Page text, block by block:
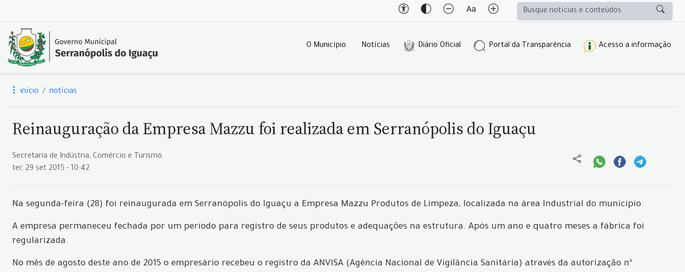
O Município Notícias Diário Oficial Portal da Transparência Acesso a informação
início notícias
Reinauguração da Empresa Mazzu foi realizada em Serranópolis do Iguaçu
Secretaria de Indústria, Comércio e Turismo
ter, 29 set 2015 - 10:42
Na segunda-feira (28) foi reinaugurada em Serranópolis do Iguaçu a Empresa Mazzu Produtos de Limpeza, localizada na área Industrial do município.
A empresa permaneceu fechada por um período para registro de seus produtos e adequações na estrutura. Após um ano e quatro meses a fábrica foi
regularizada.
No mês de agosto deste ano de 2015 o empresário recebeu o registro da ANVISA (Agência Nacional de Vigilância Sanitária) através da autorização nº